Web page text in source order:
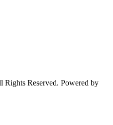
Reserved. Powered by